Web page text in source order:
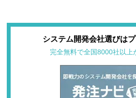
システム開発会社選びは
完全無料で全国8000社以上